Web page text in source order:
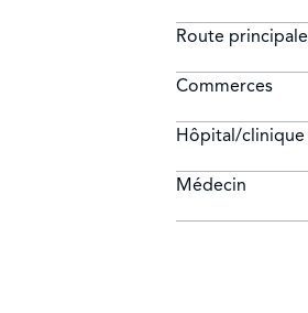
Route principale
Commerces
Hôpital/clinique
Médecin